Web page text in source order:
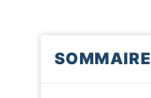
SOMMAIRE